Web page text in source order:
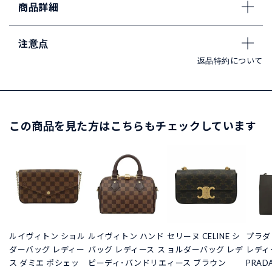
商品詳細
注意点
返品特約について
この商品を見た方はこちらもチェックしています
ルイヴィトン ショル
ダーバッグ レディー
ス ダミエ ポシェッ
ルイヴィトン ハンド
バッグ レディース ス
ピーディ･バンドリエ
セリーヌ CELINE シ
ョルダーバッグ レデ
ィース ブラウン
プラ
レデ